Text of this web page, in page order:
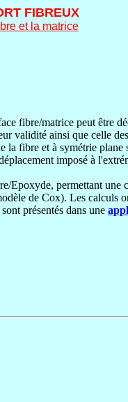
FIBREUX
et la matrice
fibre/matrice peut être
validité ainsi que celle
la fibre et à symétrie
imposé à
permettant une
de Cox). Les
présentés dans une